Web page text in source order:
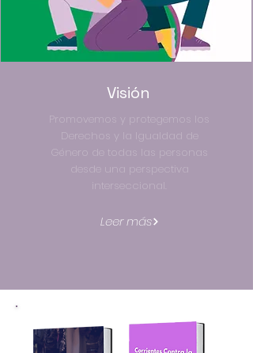
Visión
Promovemos y protegemos los
Derechos y la Igualdad de
Género de todas las personas
desde una perspectiva
interseccional.
Leer más